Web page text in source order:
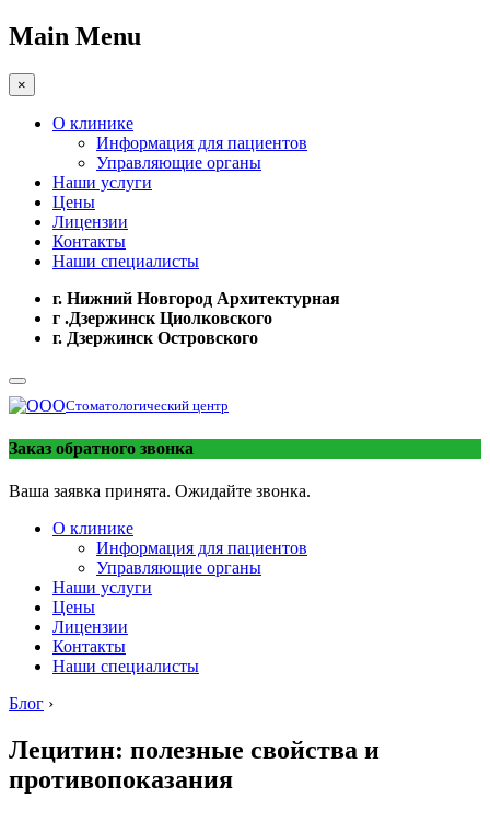
Main Menu
×
О клинике
Информация для пациентов
Управляющие органы
Наши услуги
Цены
Лицензии
Контакты
Наши специалисты
г. Нижний Новгород Архитектурная
г .Дзержинск Циолковского
г. Дзержинск Островского
Стоматологический центр
Заказ обратного звонка
Ваша заявка принята. Ожидайте звонка.
О клинике
Информация для пациентов
Управляющие органы
Наши услуги
Цены
Лицензии
Контакты
Наши специалисты
Блог ›
Лецитин: полезные свойства и
противопоказания